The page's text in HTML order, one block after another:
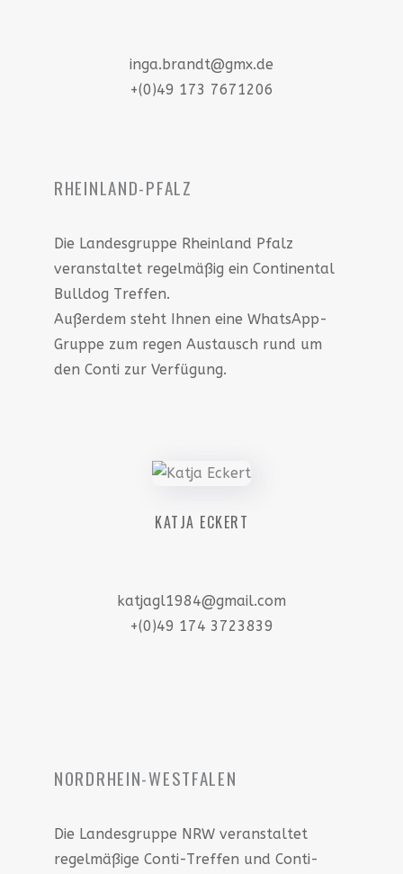
inga.brandt@gmx.de
+(0)49 173 7671206
RHEINLAND-PFALZ
Die Landesgruppe Rheinland Pfalz
veranstaltet regelmäßig ein Continental
Bulldog Treffen.
Außerdem steht Ihnen eine WhatsApp-
Gruppe zum regen Austausch rund um
den Conti zur Verfügung.
KATJA ECKERT
katjagl1984@gmail.com
+(0)49 174 3723839
NORDRHEIN-WESTFALEN
Die Landesgruppe NRW veranstaltet
regelmäßige Conti-Treffen und Conti-